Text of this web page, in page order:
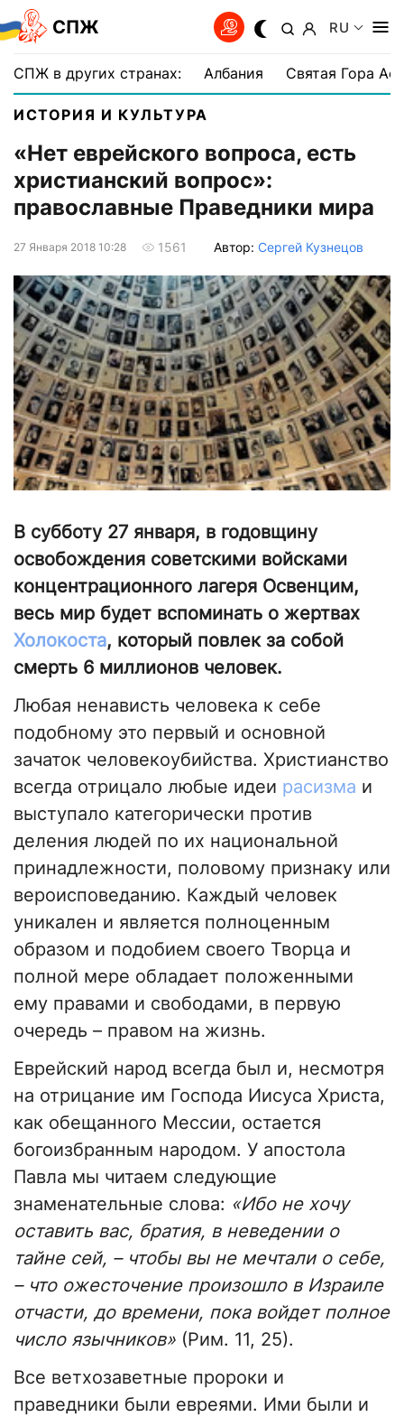
СПЖ RU
СПЖ в других странах: Албания Святая Гора
ИСТОРИЯ И КУЛЬТУРА
«Нет еврейского вопроса, есть
христианский вопрос»:
православные Праведники мира
27 Января 2018 10:28 1561 Автор: Сергей Кузнецов
В субботу 27 января, в годовщину
освобождения советскими войсками
концентрационного лагеря Освенцим,
весь мир будет вспоминать о жертвах
Холокоста, который повлек за собой
смерть 6 миллионов человек.
Любая ненависть человека к себе
подобному это первый и основной
зачаток человекоубийства. Христианство
всегда отрицало любые идеи расизма и
выступало категорически против
деления людей по их национальной
принадлежности, половому признаку или
вероисповеданию. Каждый человек
уникален и является полноценным
образом и подобием своего Творца и
полной мере обладает положенными
ему правами и свободами, в первую
очередь – правом на жизнь.
Еврейский народ всегда был и, несмотря
на отрицание им Господа Иисуса Христа,
как обещанного Мессии, остается
богоизбранным народом. У апостола
Павла мы читаем следующие
знаменательные слова: «Ибо не хочу
оставить вас, братия, в неведении о
тайне сей, – чтобы вы не мечтали о себе,
– что ожесточение произошло в Израиле
отчасти, до времени, пока войдет полное
число язычников» (Рим. 11, 25).
Все ветхозаветные пророки и
праведники были евреями. Ими были и